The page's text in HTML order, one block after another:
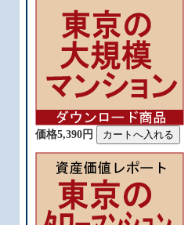
価格5,390円